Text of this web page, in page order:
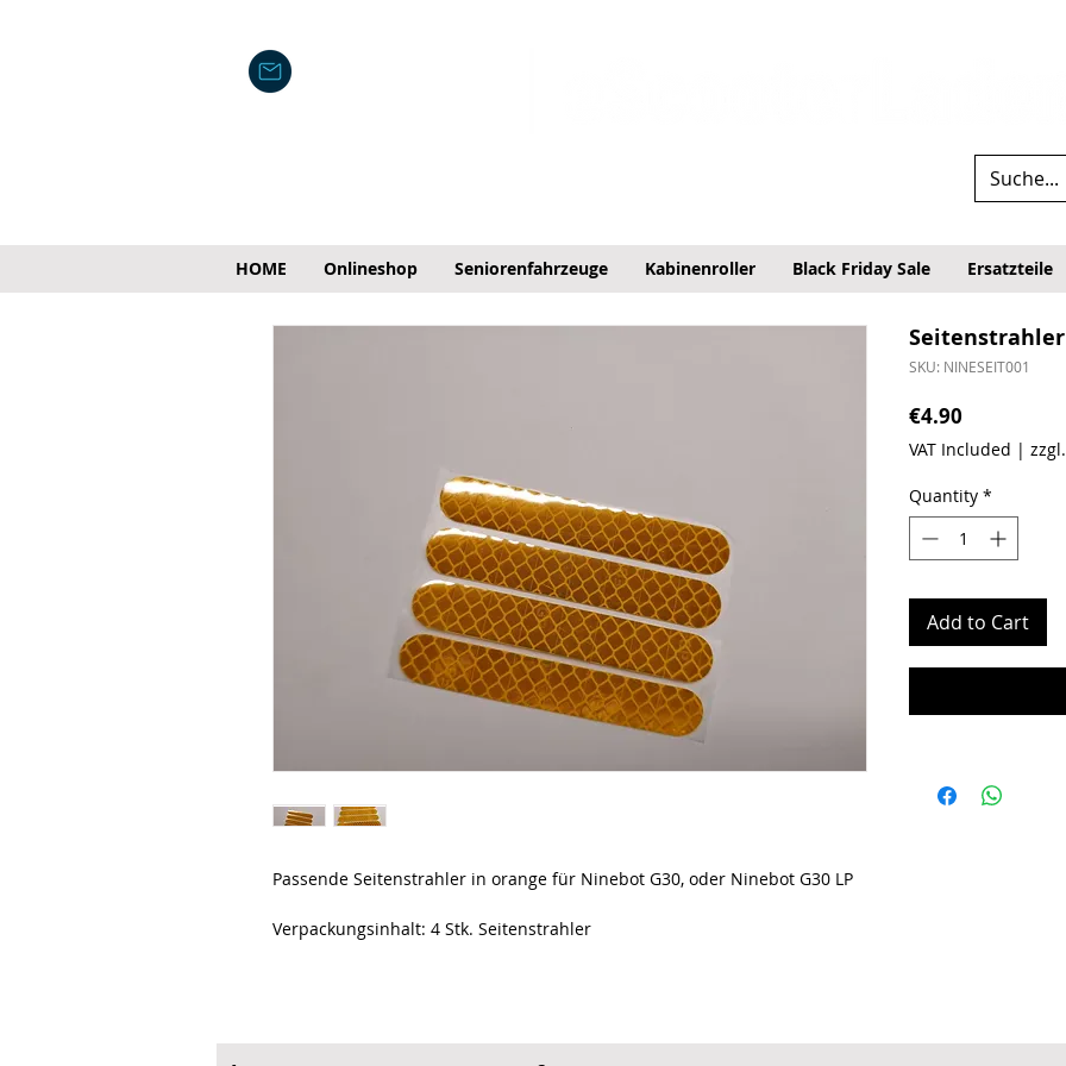
HOME Onlineshop Seniorenfahrzeuge Kabinenroller Black Friday Sale Ersatzteile
Passende Seitenstrahler in orange für Ninebot G30, oder Ninebot G30 LP
Verpackungsinhalt: 4 Stk. Seitenstrahler
SKU: NINESEIT001
€4.90Price
VAT Included |
Quantity *
Add to Cart